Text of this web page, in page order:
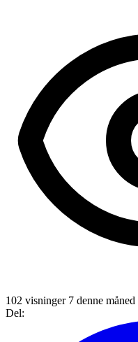
102 visninger 7 denne måned
Del: